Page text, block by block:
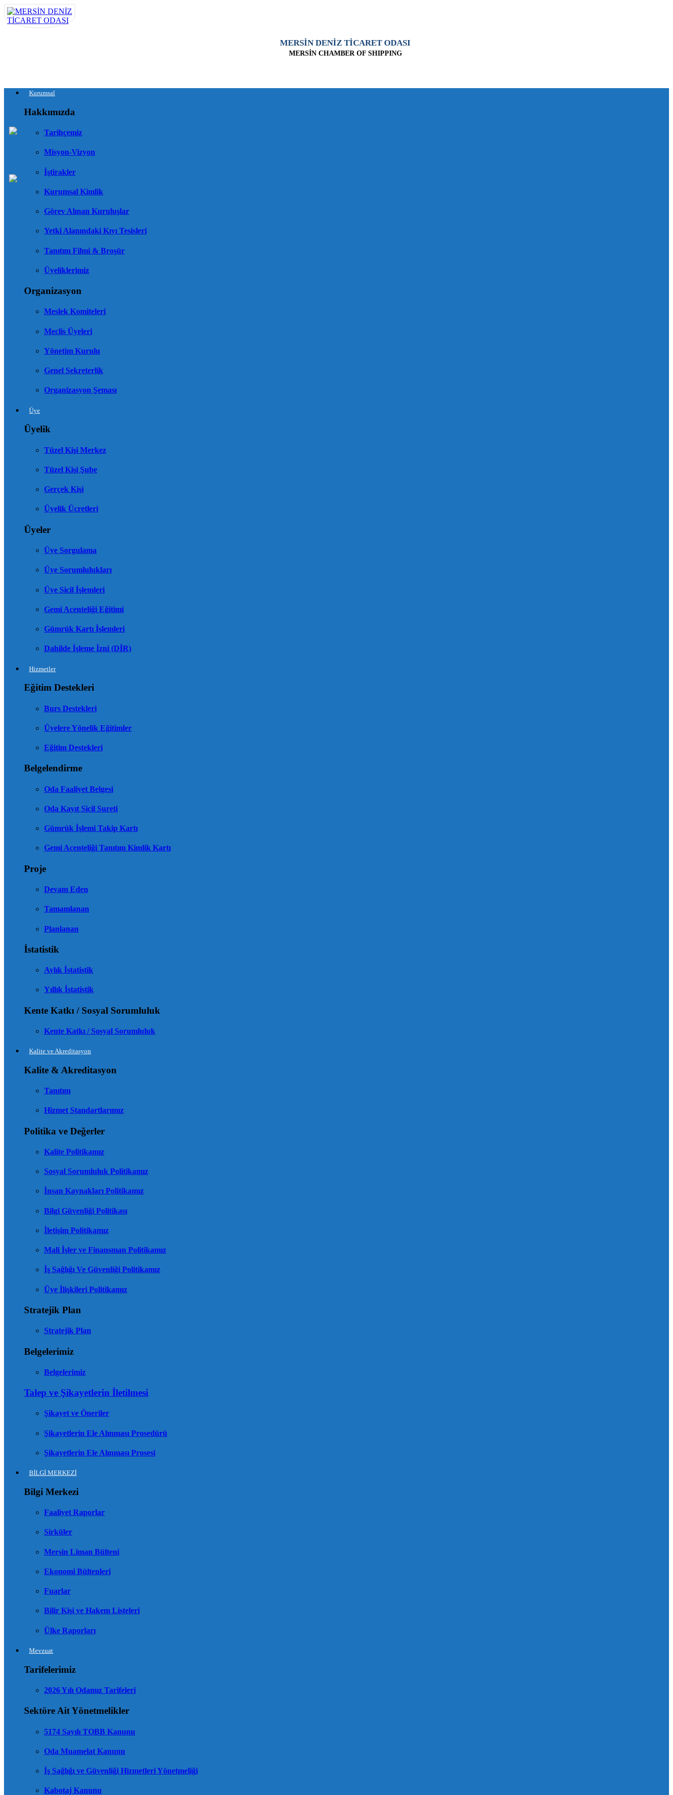
MERSİN DENİZ TİCARET ODASI
MERSİN CHAMBER OF SHIPPING
Kurumsal
Hakkımızda
Tarihçemiz
Misyon-Vizyon
İştirakler
Kurumsal Kimlik
Görev Alınan Kuruluşlar
Yetki Alanındaki Kıyı Tesisleri
Tanıtım Filmi & Broşür
Üyeliklerimiz
Organizasyon
Meslek Komiteleri
Meclis Üyeleri
Yönetim Kurulu
Genel Sekreterlik
Organizasyon Şeması
Üye
Üyelik
Tüzel Kişi Merkez
Tüzel Kişi Şube
Gerçek Kişi
Üyelik Ücretleri
Üyeler
Üye Sorgulama
Üye Sorumlulukları
Üye Sicil İşlemleri
Gemi Acenteliği Eğitimi
Gümrük Kartı İşlemleri
Dahilde İşleme İzni (DİR)
Hizmetler
Eğitim Destekleri
Burs Destekleri
Üyelere Yönelik Eğitimler
Eğitim Destekleri
Belgelendirme
Oda Faaliyet Belgesi
Oda Kayıt Sicil Sureti
Gümrük İşlemi Takip Kartı
Gemi Acenteliği Tanıtım Kimlik Kartı
Proje
Devam Eden
Tamamlanan
Planlanan
İstatistik
Aylık İstatistik
Yıllık İstatistik
Kente Katkı / Sosyal Sorumluluk
Kente Katkı / Sosyal Sorumluluk
Kalite ve Akreditasyon
Kalite & Akreditasyon
Tanıtım
Hizmet Standartlarımız
Politika ve Değerler
Kalite Politikamız
Sosyal Sorumluluk Politikamız
İnsan Kaynakları Politikamız
Bilgi Güvenliği Politikası
İletişim Politikamız
Mali İşler ve Finansman Politikamız
İş Sağlığı Ve Güvenliği Politikamız
Üye İlişkileri Politikamız
Stratejik Plan
Stratejik Plan
Belgelerimiz
Belgelerimiz
Talep ve Şikayetlerin İletilmesi
Şikayet ve Öneriler
Şikayetlerin Ele Alınması Prosedürü
Şikayetlerin Ele Alınması Prosesi
BİLGİ MERKEZİ
Bilgi Merkezi
Faaliyet Raporlar
Sirküler
Mersin Liman Bülteni
Ekonomi Bültenleri
Fuarlar
Bilir Kişi ve Hakem Listeleri
Ülke Raporları
Mevzuat
Tarifelerimiz
2026 Yılı Odamız Tarifeleri
Sektöre Ait Yönetmelikler
5174 Sayılı TOBB Kanunu
Oda Muamelat Kanunu
İş Sağlığı ve Güvenliği Hizmetleri Yönetmeliği
Kabotaj Kanunu